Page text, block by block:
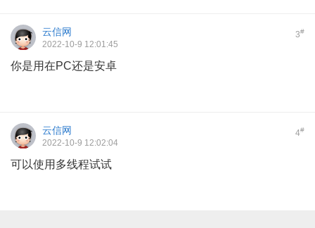
3#
云信网
2022-10-9 12:01:45
你是用在PC还是安卓
4#
云信网
2022-10-9 12:02:04
可以使用多线程试试